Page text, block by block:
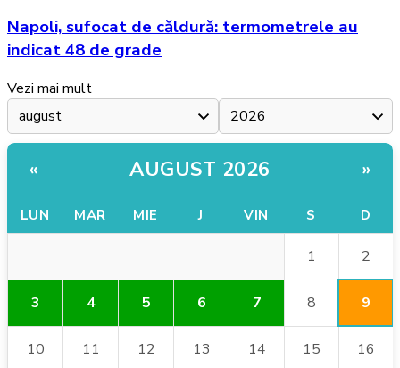
Napoli, sufocat de căldură: termometrele au
indicat 48 de grade
Vezi mai mult
« AUGUST 2026 »
LUN MAR MIE J VIN S D
1 2
3 4 5 6 7 8 9
10 11 12 13 14 15 16